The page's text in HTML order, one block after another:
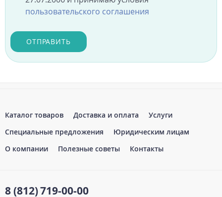
пользовательского соглашения
ОТПРАВИТЬ
Каталог товаров Доставка и оплата
Услуги
Специальные предложения
Юридическим лицам
О компании
Полезные советы Контакты
8 (812)719-00-00